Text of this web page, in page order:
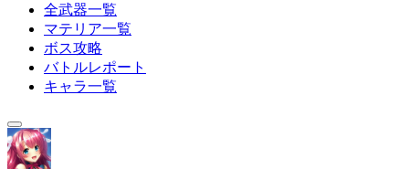
全武器一覧
マテリア一覧
ボス攻略
バトルレポート
キャラ一覧